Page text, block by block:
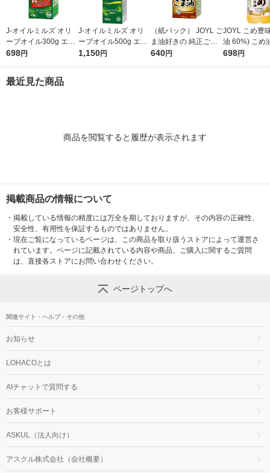
J-オイルミルズ オリ
ーブオイル300g エキ
ストラバージン スペ
L
698円
J-オイルミルズ オリ
ーブオイル500g エキ
ストラバージン スペ
1,150円
（紙パック） JOYL ご
ま油好きの 純正ごま
油 300g 1本 味の素 J-
640円
JOYL こめ豊
油 60%) こめ油 ブレ
ンド 味の素
698円
最近見た商品
商品を閲覧すると履歴が表示されます
掲載商品の情報について
・ 掲載している情報の精度には万全を期しておりますが、その内容の正確性、
安全性、有用性を保証するものではありません。
・ 現在ご覧になっているページは、この商品を取り扱うストアによって運営さ
れています。ページに記載されている内容や商品、ご購入に関するご質問
は、直接各ストアにお問い合わせください。
ページトップへ
関連サイト・ヘルプ・その他
お知らせ
LOHACOとは
AIチャットで質問する
お客様サポート
ASKUL（法人向け）
アスクル株式会社（会社概要）